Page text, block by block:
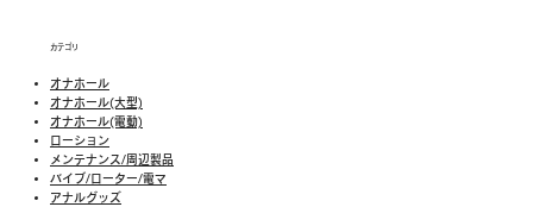
カテゴリ
オナホール
オナホール(大型)
オナホール(電動)
ローション
メンテナンス/周辺製品
バイブ/ローター/電マ
アナルグッズ